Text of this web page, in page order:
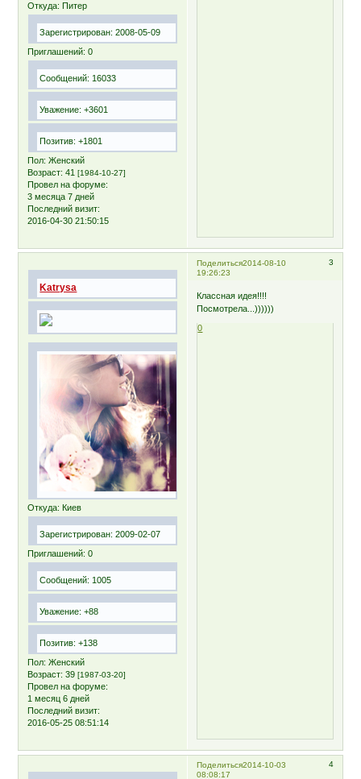
Откуда: Питер
Зарегистрирован: 2008-05-09
Приглашений: 0
Сообщений: 16033
Уважение: +3601
Позитив: +1801
Пол: Женский
Возраст: 41[1984-10-27]
Провел на форуме:
3 месяца 7 дней
Последний визит:
2016-04-30 21:50:15
Поделиться 3
2014-08-10
19:26:23
Katrysa
Откуда: Киев
Зарегистрирован: 2009-02-07
Приглашений: 0
Сообщений: 1005
Уважение: +88
Позитив: +138
Пол: Женский
Возраст: 39[1987-03-20]
Провел на форуме:
1 месяц 6 дней
Последний визит:
2016-05-25 08:51:14
Классная идея!!!!
Посмотрела...))))))
0
Поделиться 4
2014-10-03
08:08:17